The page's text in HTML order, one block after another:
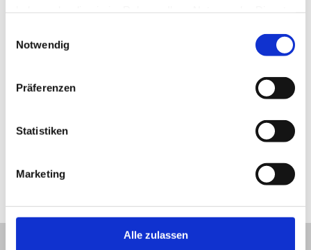
Notwendig
Präferenzen
Statistiken
Marketing
Alle zulassen
zurück
vor
Leuchtturm Timmendorf © Kurverwaltung Insel Poel